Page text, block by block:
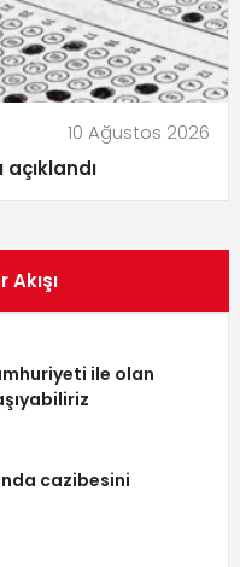
10 Ağustos 2026
ile olan
cazibesini